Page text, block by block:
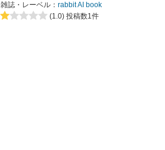
雑誌・レーベル： rabbit AI book
(1.0) 投稿数1件